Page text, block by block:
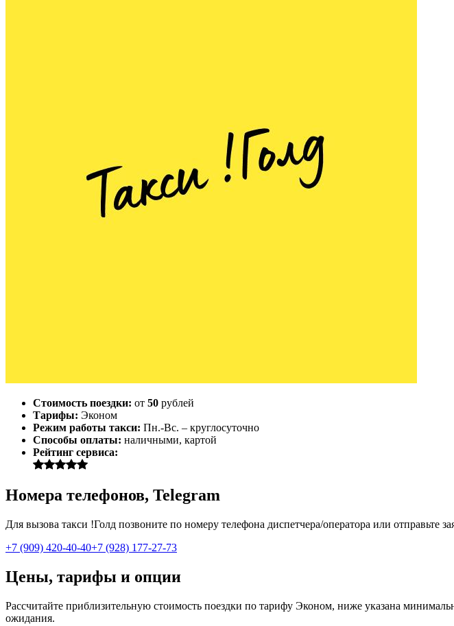
Стоимость поездки: от 50 рублей
Тарифы: Эконом
Режим работы такси: Пн.-Вс. – круглосуточно
Способы оплаты: наличными, картой
Рейтинг сервиса:
Номера телефонов, Telegram
Для вызова такси !Голд позвоните по номеру телефона диспетчера/оператора или отправьте
+7 (909) 420-40-40+7 (928) 177-27-73
Цены, тарифы и опции
Рассчитайте приблизительную стоимость поездки по тарифу Эконом, ниже указана
ожидания.